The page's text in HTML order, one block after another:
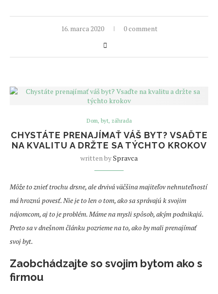
16. marca 2020 0 comment
Dom, byt, záhrada
CHYSTÁTE PRENAJÍMAŤ VÁŠ BYT? VSAĎTE
NA KVALITU A DRŽTE SA TÝCHTO KROKOV
written bySpravca
Môže to znieť trochu drsne, ale drvivá väčšina majiteľov nehnuteľností
má hroznú povesť. Nie je to len o tom, ako sa správajú k svojim
nájomcom, aj to je problém. Máme na mysli spôsob, akým podnikajú.
Preto sa v dnešnom článku pozrieme na to, ako by mali prenajímať
svoj byt.
Zaobchádzajte so svojim bytom ako s
firmou